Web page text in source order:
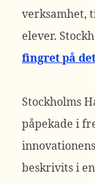
verksamhet,
elever.
fingret på
Stockholms
påpekade i
beskrivits i en